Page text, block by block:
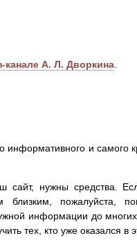
канале А. Л. Дворкина
и самого
сайт, нужны средства.
пожалуйста,
информации до
тех, кто уже оказался в